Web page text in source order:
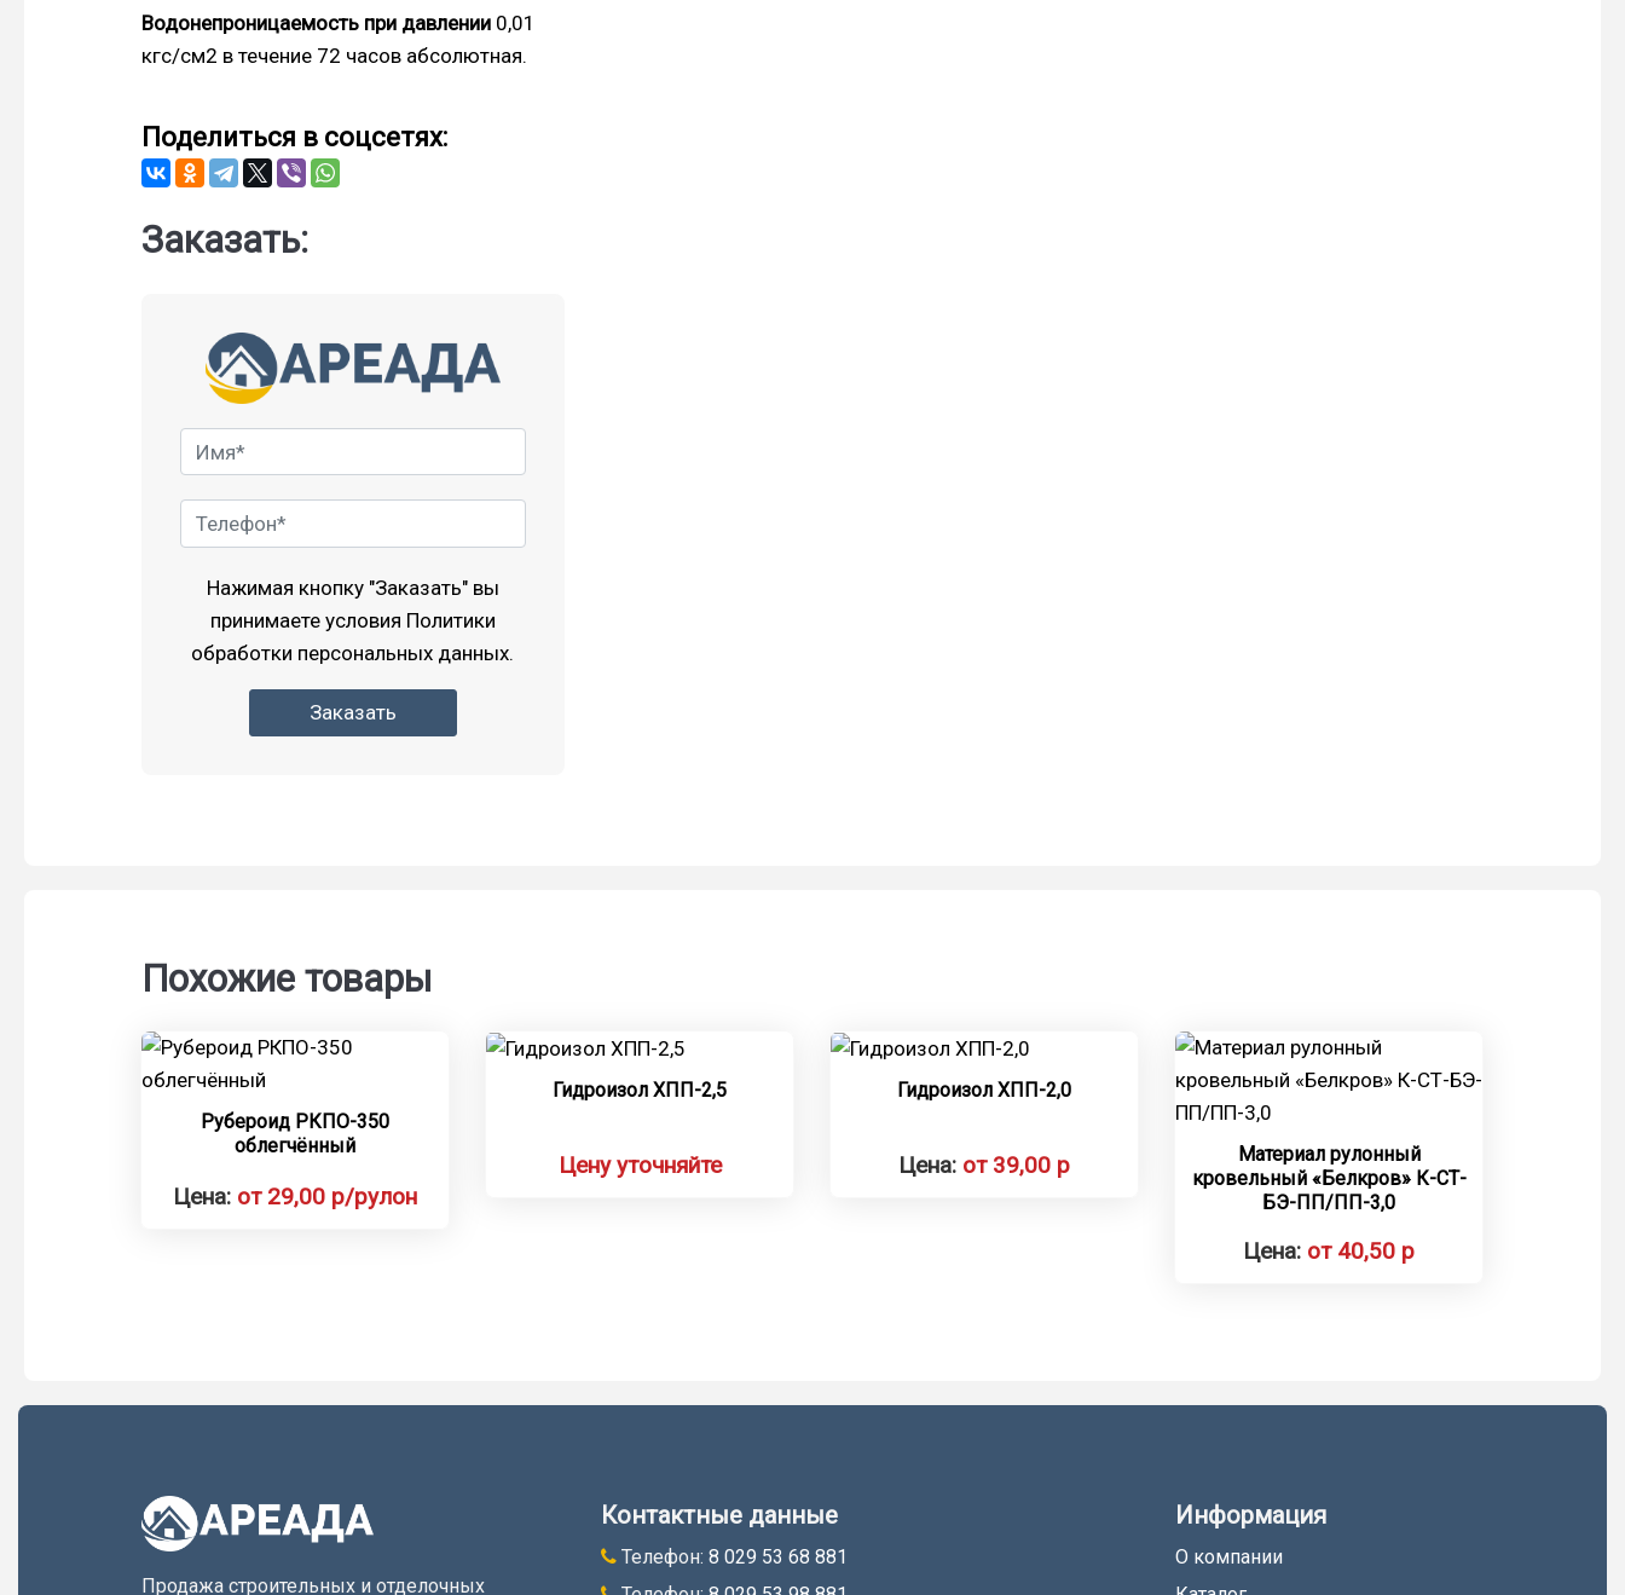
Водонепроницаемость при давлении 0,01
кгс/см2 в течение 72 часов абсолютная.
Поделиться в соцсетях:
Заказать:
Нажимая кнопку "Заказать" вы
принимаете условия Политики
обработки персональных данных.
Заказать
Похожие товары
Рубероид РКПО-350
облегчённый
Цена: от 29,00 р/рулон
Гидроизол ХПП-2,5
Цену уточняйте
Гидроизол ХПП-2,0
Цена: от 39,00 р
Материал рулонный
кровельный «Белкров» К-СТ-
БЭ-ПП/ПП-3,0
Цена: от 40,50 р
Продажа строительных и отделочных
Контактные данные
Телефон: 8 029 53 68 881
Информация
О компании